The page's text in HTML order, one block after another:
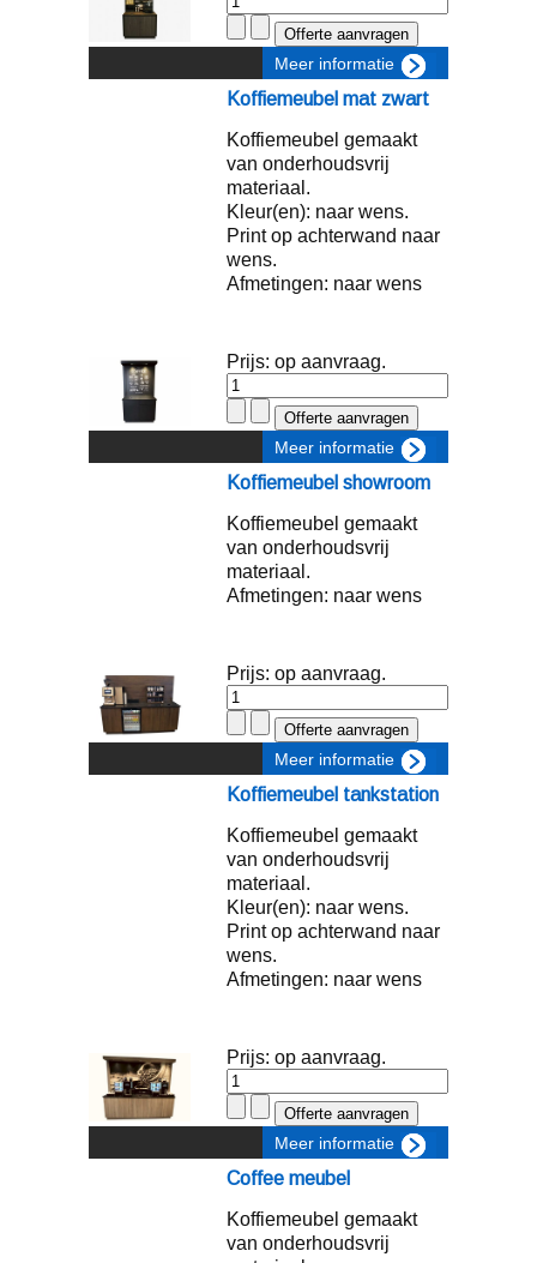
Meer informatie
Koffiemeubel mat zwart
Koffiemeubel gemaakt
van onderhoudsvrij
materiaal.
Kleur(en): naar wens.
Print op achterwand naar
wens.
Afmetingen: naar wens
Prijs: op aanvraag.
Meer informatie
Koffiemeubel showroom
Koffiemeubel gemaakt
van onderhoudsvrij
materiaal.
Afmetingen: naar wens
Prijs: op aanvraag.
Meer informatie
Koffiemeubel tankstation
Koffiemeubel gemaakt
van onderhoudsvrij
materiaal.
Kleur(en): naar wens.
Print op achterwand naar
wens.
Afmetingen: naar wens
Prijs: op aanvraag.
Meer informatie
Coffee meubel
Koffiemeubel gemaakt
van onderhoudsvrij